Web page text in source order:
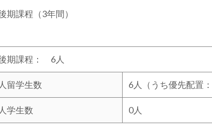
期課程（3年間）
期課程： 6人
留学生数 6人（うち優先配置
学生数 0人